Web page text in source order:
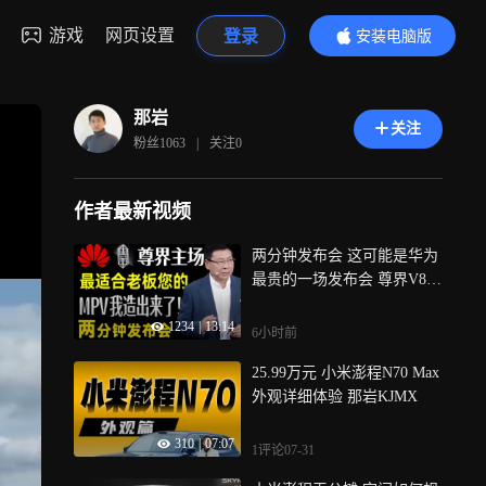
游戏 网页设置 登录
安装电脑版
内容更精彩
那岩
粉丝1063 | 关注0
关注
作者最新视频
1234 | 13:14
两分钟发布会 这可能是华为
最贵的一场发布会 尊界V80
再壮大
6小时前
310 | 07:07
25.99万元 小米澎程N70 Max
外观详细体验 那岩KJMX
1评论07-31